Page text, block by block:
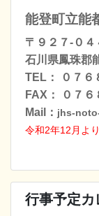
能登町立能
〒９２７-０４
石川県鳳珠郡
TEL： ０７６
FAX： ０７６
Mail： jhs-
令和2年12月よ
行事予定カ